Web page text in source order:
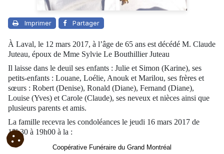
Imprimer Partager
À Laval, le 12 mars 2017, à l’âge de 65 ans est décédé M. Claude
Juteau, époux de Mme Sylvie Le Bouthillier Juteau
Il laisse dans le deuil ses enfants : Julie et Simon (Karine), ses
petits-enfants : Louane, Loélie, Anouk et Marilou, ses frères et
sœurs : Robert (Denise), Ronald (Diane), Fernand (Diane),
Louise (Yves) et Carole (Claude), ses neveux et nièces ainsi que
plusieurs parents et amis.
La famille recevra les condoléances le jeudi 16 mars 2017 de
15h30 à 19h00 à la :
Coopérative Funéraire du Grand Montréal